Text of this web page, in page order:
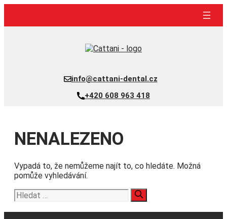
obsah
info@cattani-dental.cz
+420 608 963 418
NENALEZENO
Vypadá to, že nemůžeme najít to, co hledáte. Možná
pomůže vyhledávání.
Hledat: